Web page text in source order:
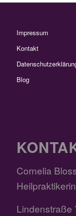
Impressum
Kontakt
Blog
Cornelia
Lindenstraße